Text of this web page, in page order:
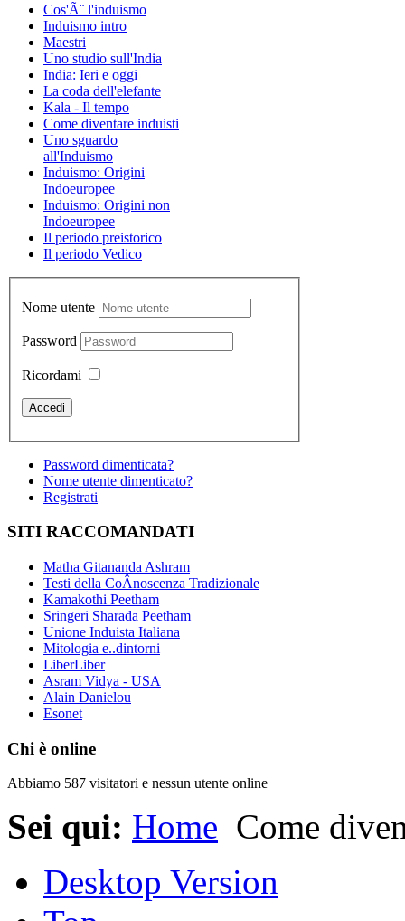
Cos'Ã¨ l'induismo
Induismo intro
Maestri
Uno studio sull'India
India: Ieri e oggi
La coda dell'elefante
Kala - Il tempo
Come diventare induisti
Uno sguardo
all'Induismo
Induismo: Origini
Indoeuropee
Induismo: Origini non
Indoeuropee
Il periodo preistorico
Il periodo Vedico
Nome utente
Password
Ricordami
Password dimenticata?
Nome utente dimenticato?
Registrati
SITI RACCOMANDATI
Matha Gitananda Ashram
Testi della CoÂ­noscenza Tradizionale
Kamakothi Peetham
Sringeri Sharada Peetham
Unione Induista Italiana
Mitologia e..dintorni
LiberLiber
Asram Vidya - USA
Alain Danielou
Esonet
Chi è online
Abbiamo 587 visitatori e nessun utente online
Sei qui: Home Come
Desktop Version